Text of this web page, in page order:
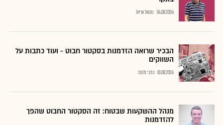
04.08.2026 נתנאל אריאל
הבכיר שרואה הזדמנות בסקטור חבוט - ועוד כתבות על
השווקים
01.08.2026 כתבי גלובס
מנהל ההשקעות שבטוח: זה הסקטור החבוט שהפך
להזדמנות